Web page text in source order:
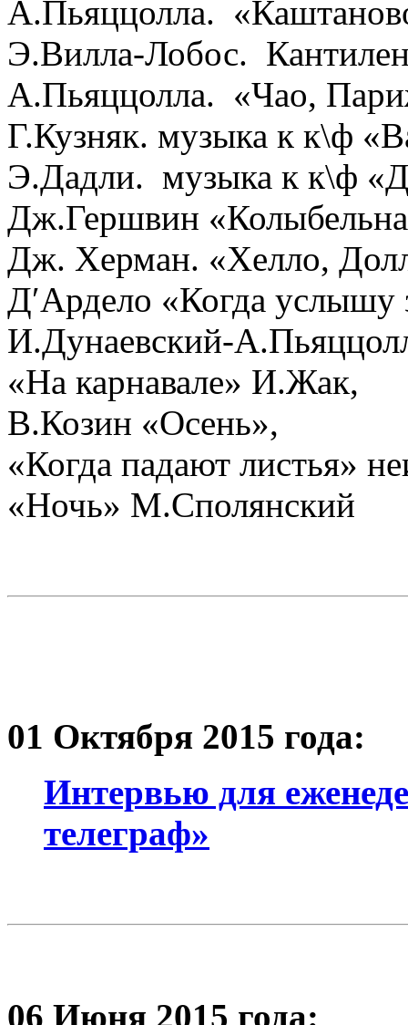
А.Пьяццолла.
Э.Вилла-Лобос.
А.Пьяццолла. «Чао,
Г.Кузняк. музыка к к\ф
Э.Дадли. музыка к к\ф
Дж.Гершвин
Дж. Херман. «Хелло,
Д′Ардело «Когда услышу
И.Дунаевский-
«На карнавале» И.Жак,
В.Козин «Осень»,
«Когда падают листья»
«Ночь» М.Сполянский
01 Октября 2015 года:
Интервью для
телеграф»
06 Июня 2015 года: